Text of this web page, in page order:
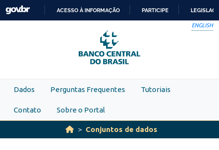
Skip to main content
PARA
O
CONTEÚDO
ACESSO À INFORMAÇÃO PARTICIPE
ENGLISH
Dados Perguntas Frequentes Tutoriais
Contato Sobre o Portal
Conjuntos de dados